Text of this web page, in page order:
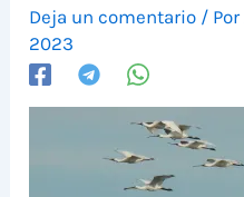
Deja un comentario / Por
2023